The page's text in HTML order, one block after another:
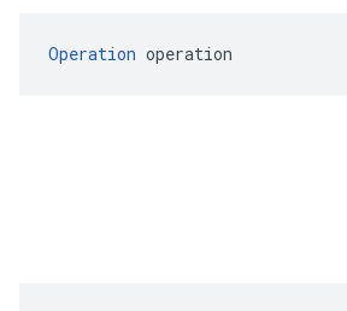
Operation operation